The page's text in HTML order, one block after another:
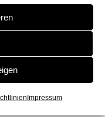
Impressum